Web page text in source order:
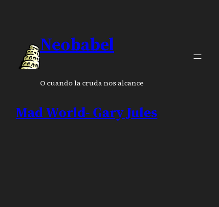
Neobabel
O cuando la cruda nos alcance
Mad World- Gary Jules